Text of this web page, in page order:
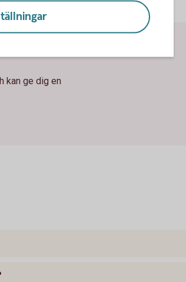
kan ge dig en